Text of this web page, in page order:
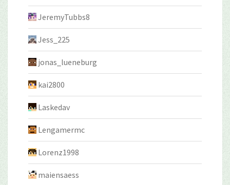
JeremyTubbs8
Jess_225
jonas_lueneburg
kai2800
Laskedav
Lengamermc
Lorenz1998
maiensaess